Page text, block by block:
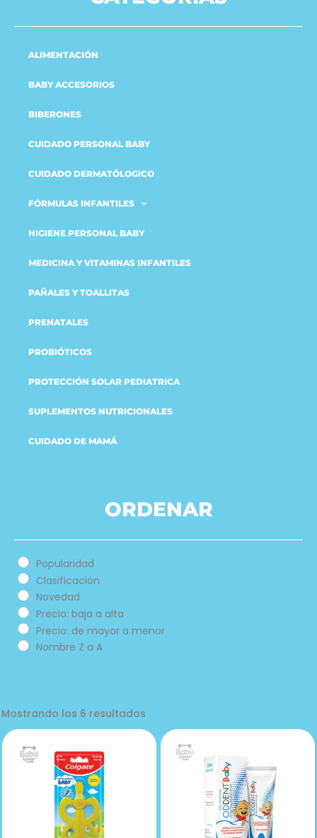
ALIMENTACIÓN
BABY ACCESORIOS
BIBERONES
CUIDADO PERSONAL BABY
CUIDADO DERMATÓLOGICO
FÓRMULAS INFANTILES
HIGIENE PERSONAL BABY
MEDICINA Y VITAMINAS INFANTILES
PAÑALES Y TOALLITAS
PRENATALES
PROBIÓTICOS
PROTECCIÓN SOLAR PEDIATRICA
SUPLEMENTOS NUTRICIONALES
CUIDADO DE MAMÁ
ORDENAR
Popularidad
Clasificación
Novedad
Precio: baja a alta
Precio: de mayor a menor
Nombre Z a A
Mostrando los 6 resultados